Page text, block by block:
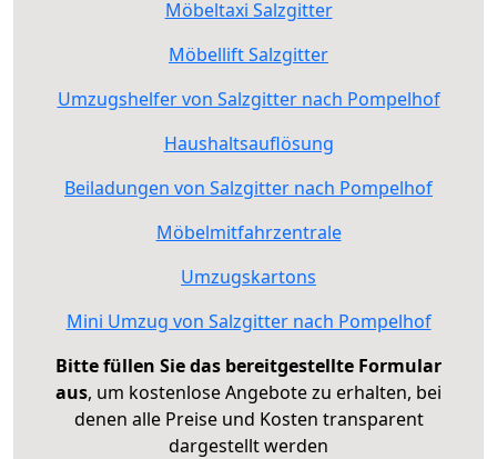
Möbeltaxi Salzgitter
Möbellift Salzgitter
Umzugshelfer von Salzgitter nach Pompelhof
Haushaltsauflösung
Beiladungen von Salzgitter nach Pompelhof
Möbelmitfahrzentrale
Umzugskartons
Mini Umzug von Salzgitter nach Pompelhof
Bitte füllen Sie das bereitgestellte Formular
aus, um kostenlose Angebote zu erhalten, bei
denen alle Preise und Kosten transparent
dargestellt werden